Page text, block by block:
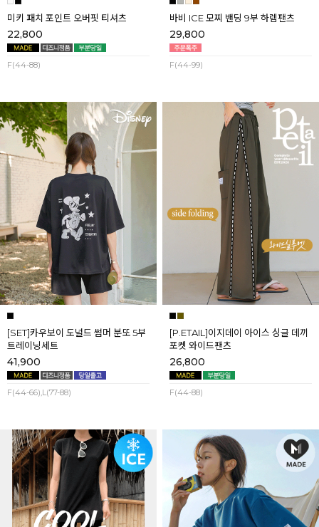
미키 패치 포인트 오버핏 티셔츠
22,800
F(44-88)
바비 ICE 모찌 밴딩 9부 하렘팬츠
29,800
F(44-99)
[SET]카우보이 도널드 썸머 분또 5부
트레이닝세트
41,900
F(44-66),L(77-88)
[P.ETAIL]이지데이 아이스 싱글 데끼
포켓 와이드팬츠
26,800
F(44-88)